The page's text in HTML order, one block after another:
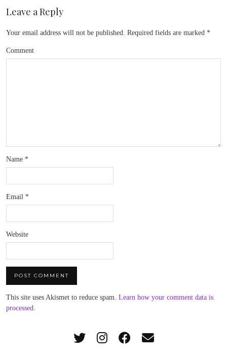
Leave a Reply
Your email address will not be published. Required fields are marked *
Comment
Name *
Email *
Website
This site uses Akismet to reduce spam. Learn how your comment data is
processed.